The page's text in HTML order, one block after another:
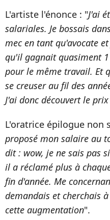
L'artiste l'énonce : "J'ai
salariales. Je bossais
mec en tant qu'avocate
qu'il gagnait quasiment
pour le même travail. Et
se creuser au fil des
J'ai donc découvert le
L'oratrice épilogue non
proposé mon salaire au
dit : wow, je ne sais pas
il a réclamé plus à
fin d'année. Me
demandais et cherchais
cette augmentation".